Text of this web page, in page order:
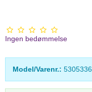
Ingen bedømmelse
Model/Varenr.: 5305336